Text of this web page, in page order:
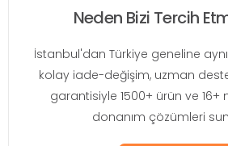
Neden Bizi Tercih
İstanbul'dan Türkiye geneline
kolay iade-değişim, uzman
garantisiyle 1500+ ürün ve 16+
donanım çözümleri